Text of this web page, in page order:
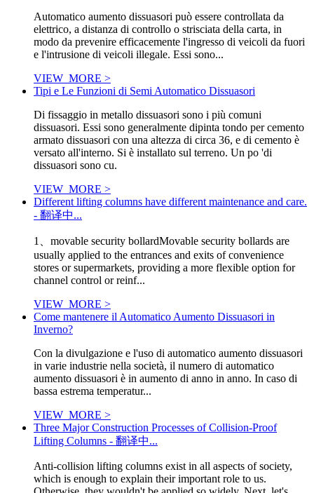
Automatico aumento dissuasori può essere controllata da
elettrico, a distanza di controllo o strisciata della carta, in
modo da prevenire efficacemente l'ingresso di veicoli da fuori
e l'intrusione di veicoli illegale. Essi sono...
VIEW_MORE >
Tipi e Le Funzioni di Semi Automatico Dissuasori
Di fissaggio in metallo dissuasori sono i più comuni
dissuasori. Essi sono generalmente dipinta tondo per cemento
armato dissuasori con una altezza di circa 36, e di cemento è
versato all'interno. Si è installato sul terreno. Un po 'di
dissuasori sono cu.
VIEW_MORE >
Different lifting columns have different maintenance and care.
- 翻译中...
1、movable security bollardMovable security bollards are
usually applied to the entrances and exits of convenience
stores or supermarkets, providing a more flexible option for
channel control or reinf...
VIEW_MORE >
Come mantenere il Automatico Aumento Dissuasori in
Inverno?
Con la divulgazione e l'uso di automatico aumento dissuasori
in varie industrie nella società, il numero di automatico
aumento dissuasori è in aumento di anno in anno. In caso di
bassa estrema temperatur...
VIEW_MORE >
Three Major Construction Processes of Collision-Proof
Lifting Columns - 翻译中...
Anti-collision lifting columns exist in all aspects of society,
which is enough to explain their important role to us.